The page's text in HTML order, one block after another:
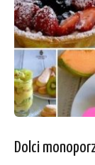
Dolci